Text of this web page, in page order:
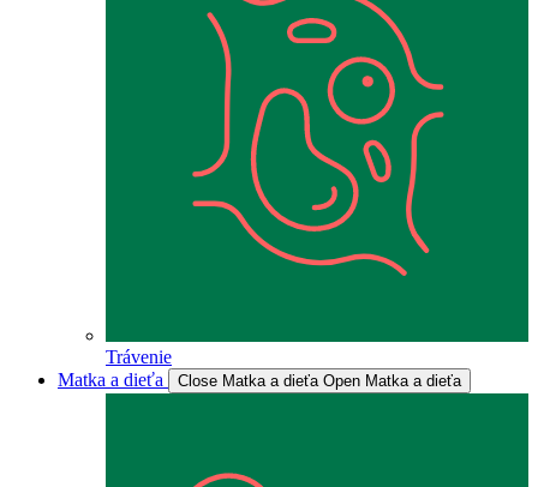
Trávenie
Matka a dieťa
Close Matka a dieťa Open Matka a dieťa